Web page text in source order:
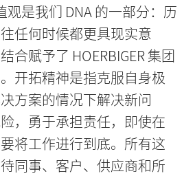
观是我们 DNA 的一部分：历
任何时候都更具现实意
合赋予了 HOERBIGER 集团
开拓精神是指克服自身极
方案的情况下解决新问
，勇于承担责任，即使在
将工作进行到底。所有这
同事、客户、供应商和所